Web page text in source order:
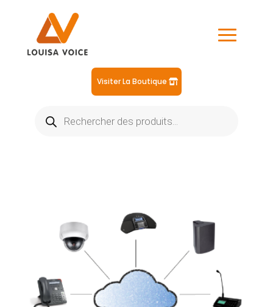
Visiter La Boutique
produits